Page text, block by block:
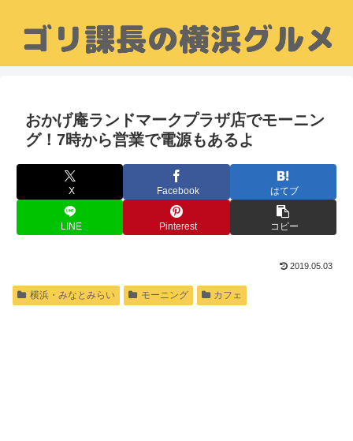
おかげ庵ランドマークプラザ店でモーニン
グ！7時から営業で電源もあるよ
X Facebook はてブ
LINE Pinterest コピー
2019.05.03
横浜・みなとみらい モーニング カフェ